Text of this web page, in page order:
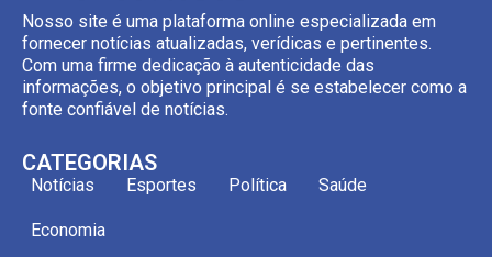
Nosso site é uma plataforma online especializada em
fornecer notícias atualizadas, verídicas e pertinentes.
Com uma firme dedicação à autenticidade das
informações, o objetivo principal é se estabelecer como a
fonte confiável de notícias.
CATEGORIAS
Notícias Esportes Política Saúde
Economia